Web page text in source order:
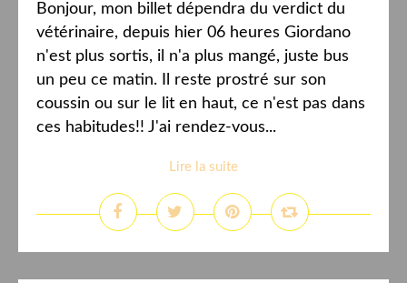
Bonjour, mon billet dépendra du verdict du
vétérinaire, depuis hier 06 heures Giordano
n'est plus sortis, il n'a plus mangé, juste bus
un peu ce matin. Il reste prostré sur son
coussin ou sur le lit en haut, ce n'est pas dans
ces habitudes!! J'ai rendez-vous...
Lire la suite